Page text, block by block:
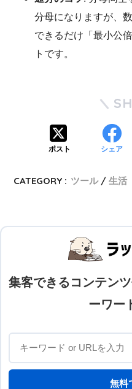
分母になりますが、
できるだけ「最小公
トです。
ポスト シェア
CATEGORY : ツール 生活
集客できるコンテン
ーワー
無料